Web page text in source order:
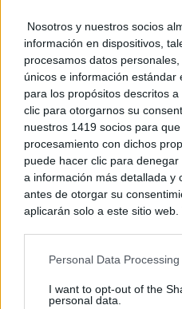
Nosotros y nuestros socios
información en dispositivos,
procesamos datos
únicos e información estándar
para los propósitos descritos
clic para otorgarnos su
nuestros 1419 socios para
procesamiento con dichos
puede hacer clic para
a información más detallada y
antes de otorgar su
aplicarán solo a este sitio
rechazar tal procesamiento.
a este sitio y haciendo clic en
Personal Data
I want to opt-out of the
personal data.
descubierto que toda
oportunidad.
José Luis Escudero
Consejero de Desarrollo
Mancha